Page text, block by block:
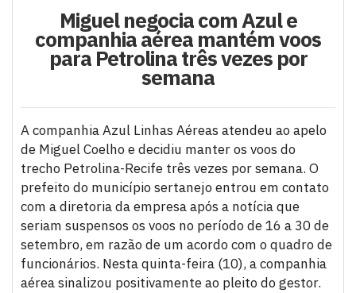
Miguel negocia com Azul e
companhia aérea mantém voos
para Petrolina três vezes por
semana
A companhia Azul Linhas Aéreas atendeu ao apelo
de Miguel Coelho e decidiu manter os voos do
trecho Petrolina-Recife três vezes por semana. O
prefeito do município sertanejo entrou em contato
com a diretoria da empresa após a notícia que
seriam suspensos os voos no período de 16 a 30 de
setembro, em razão de um acordo com o quadro de
funcionários. Nesta quinta-feira (10), a companhia
aérea sinalizou positivamente ao pleito do gestor.